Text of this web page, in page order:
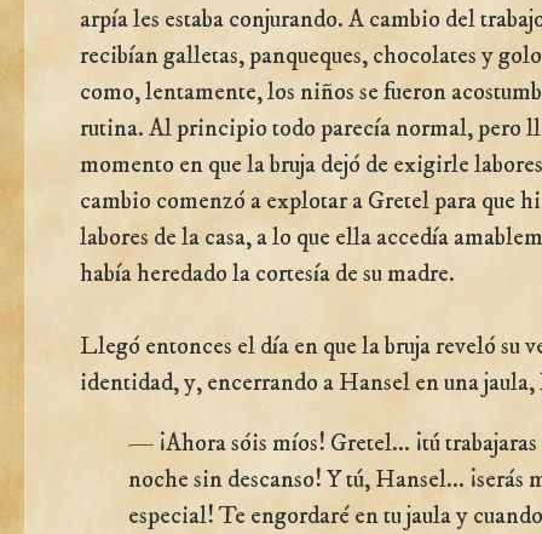
arpía les estaba conjurando. A cambio del
recibían galletas, panqueques, chocolates y
como, lentamente, los niños se fueron
rutina. Al principio todo parecía normal, pero
momento en que la bruja dejó de exigirle
cambio comenzó a explotar a Gretel para que
labores de la casa, a lo que ella accedía
había heredado la cortesía de su madre.
Llegó entonces el día en que la bruja reveló su
identidad, y, encerrando a Hansel en una jaula,
— ¡Ahora sóis míos! Gretel... ¡tú
noche sin descanso! Y tú, Hansel...
especial! Te engordaré en tu jaula y